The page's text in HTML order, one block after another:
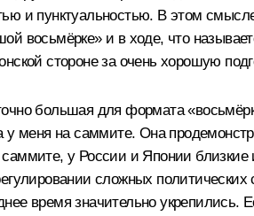
и пунктуальностью. В этом
восьмёрке» и в ходе, что
стороне за очень хорошую
большая для формата
меня на саммите. Она
у России и Японии
сложных
время значительно укрепились.